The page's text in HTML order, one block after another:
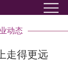
动态
走得更远